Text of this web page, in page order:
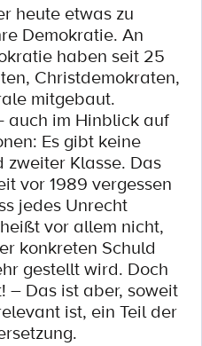
heute etwas zu
Demokratie. An
haben seit 25
Christdemokraten,
mitgebaut.
auch im Hinblick auf
Es gibt keine
zweiter Klasse. Das
vor 1989 vergessen
jedes Unrecht
vor allem nicht,
konkreten Schuld
gestellt wird. Doch
– Das ist aber, soweit
ist, ein Teil der